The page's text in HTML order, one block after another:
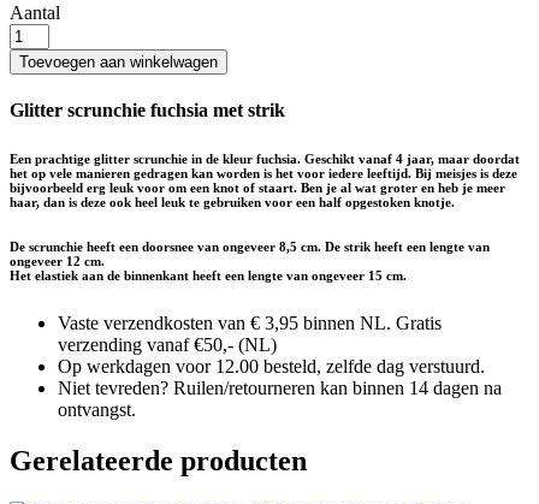
Aantal
Scrunchie
met
strik
glitter
fuchsia
S
aantal
Toevoegen aan winkelwagen
Glitter scrunchie fuchsia met strik
Een prachtige glitter scrunchie in de kleur fuchsia. Geschikt vanaf 4 jaar, maar doordat
het op vele manieren gedragen kan worden is het voor iedere leeftijd. Bij meisjes is deze
bijvoorbeeld erg leuk voor om een knot of staart. Ben je al wat groter en heb je meer
haar, dan is deze ook heel leuk te gebruiken voor een half opgestoken knotje.
De scrunchie heeft een doorsnee van ongeveer 8,5 cm. De strik heeft een lengte van
ongeveer 12 cm.
Het elastiek aan de binnenkant heeft een lengte van ongeveer 15 cm.
Vaste verzendkosten van € 3,95 binnen NL. Gratis
verzending vanaf €50,- (NL)
Op werkdagen voor 12.00 besteld, zelfde dag verstuurd.
Niet tevreden? Ruilen/retourneren kan binnen 14 dagen na
ontvangst.
Gerelateerde producten